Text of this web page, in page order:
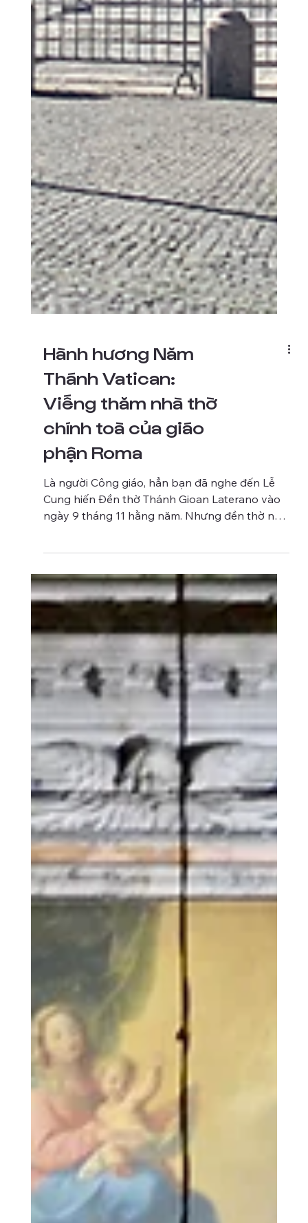
Hành hương Năm
Thánh Vatican:
Viếng thăm nhà thờ
chính toà của giáo
phận Roma
ngày 9 tháng 11 hằng năm. Nhưng đền thờ này
nằm ở đâu, có điều gì đặc biệt mà Giáo hội Công
giáo lại dành riêng một ngày lễ trọng kính cho
nó? Đền thờ Thánh Gioan Laterano, mang tên
đầy đủ là Tổng lãnh Vương cung Thánh đường
Nhà thờ Chính tòa Chúa Cứu Thế Cực Thánh và
Thánh Gioan Tẩy Giả và Thánh sử Gioan tại
Laterano, là một công trình tôn giáo quan trọng
tọa lạc tại trung tâm Rome. Nằm các